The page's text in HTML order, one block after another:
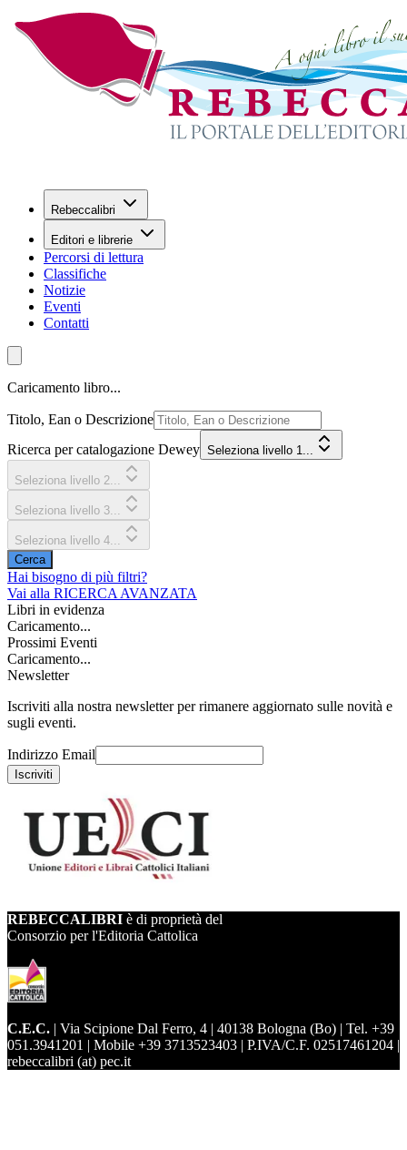
Rebeccalibri
Editori e librerie
Percorsi di lettura
Classifiche
Notizie
Eventi
Contatti
Caricamento libro...
Titolo, Ean o Descrizione
Ricerca per catalogazione Dewey Seleziona livello 1...
Seleziona livello 2...
Seleziona livello 3...
Seleziona livello 4...
Cerca
Hai bisogno di più filtri?
Vai alla RICERCA AVANZATA
Libri in evidenza
Caricamento...
Prossimi Eventi
Caricamento...
Newsletter
Iscriviti alla nostra newsletter per rimanere aggiornato sulle novità e
sugli eventi.
Indirizzo Email
Iscriviti
REBECCALIBRI è di proprietà del
Consorzio per l'Editoria Cattolica
C.E.C. | Via Scipione Dal Ferro, 4 | 40138 Bologna (Bo) | Tel. +39
051.3941201 | Mobile +39 3713523403 | P.IVA/C.F. 02517461204 |
rebeccalibri (at) pec.it